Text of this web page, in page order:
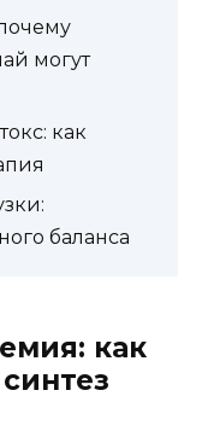
могут
как
баланса
как